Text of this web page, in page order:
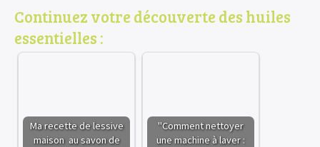
Continuez votre découverte des huiles
essentielles :
Ma recette de lessive
maison au savon de
"Comment nettoyer
une machine à laver :